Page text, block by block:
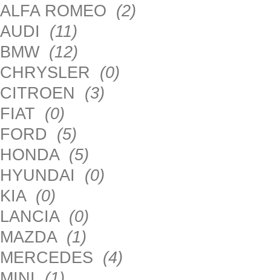
ALFA ROMEO (2)
AUDI (11)
BMW (12)
CHRYSLER (0)
CITROEN (3)
FIAT (0)
FORD (5)
HONDA (5)
HYUNDAI (0)
KIA (0)
LANCIA (0)
MAZDA (1)
MERCEDES (4)